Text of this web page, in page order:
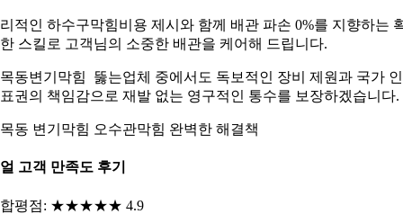
적인 하수구막힘비용 제시와 함께 배관 파손 0%를 지향하는
스킬로 고객님의 소중한 배관을 케어해 드립니다.
동변기막힘 뚫는업체 중에서도 독보적인 장비 제원과 국가
권의 책임감으로 재발 없는 영구적인 통수를 보장하겠습니다.
동 변기막힘 오수관막힘 완벽한 해결책
고객 만족도 후기
합평점: ★★★★★ 4.9